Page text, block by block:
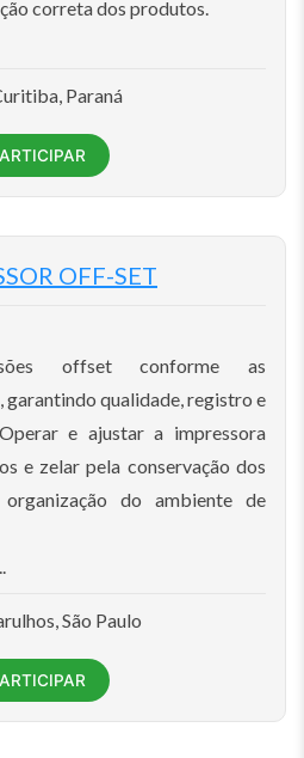
correta dos produtos.
Paraná
OFF-SET
offset conforme as
garantindo qualidade, registro e
e ajustar a impressora
e zelar pela conservação dos
do ambiente de
São Paulo